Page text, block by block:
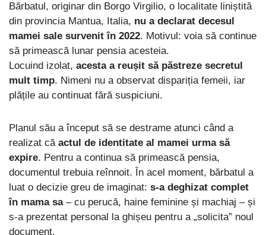
Bărbatul, originar din Borgo Virgilio, o localitate liniștită
din provincia Mantua, Italia, nu a declarat decesul
mamei sale survenit în 2022. Motivul: voia să continue
să primească lunar pensia acesteia.
Locuind izolat, acesta a reușit să păstreze secretul
mult timp. Nimeni nu a observat dispariția femeii, iar
plățile au continuat fără suspiciuni.
Planul său a început să se destrame atunci când a
realizat că actul de identitate al mamei urma să
expire. Pentru a continua să primească pensia,
documentul trebuia reînnoit. În acel moment, bărbatul a
luat o decizie greu de imaginat: s-a deghizat complet
în mama sa– cu perucă, haine feminine și machiaj – și
s-a prezentat personal la ghișeu pentru a „solicita” noul
document.